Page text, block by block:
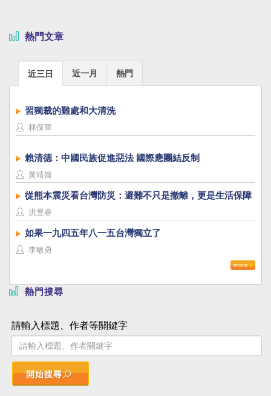
熱門文章
近三日 近一月 熱門
習獨裁的難處和大清洗
林保華
賴清德：中國民族促進惡法 國際應團結反制
黃靖媗
從熊本震災看台灣防災：避難不只是撤離，更是生活保障
洪昱睿
如果一九四五年八一五台灣獨立了
李敏勇
熱門搜尋
請輸入標題、作者等關鍵字
開始搜尋